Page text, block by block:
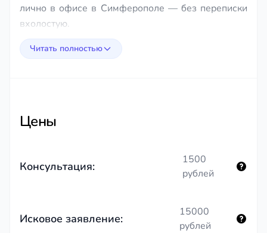
лично в офисе в Симферополе — без переписки
вхолостую.
Читать полностью
Цены
Консультация:
1500
рублей
Исковое заявление:
15000
рублей